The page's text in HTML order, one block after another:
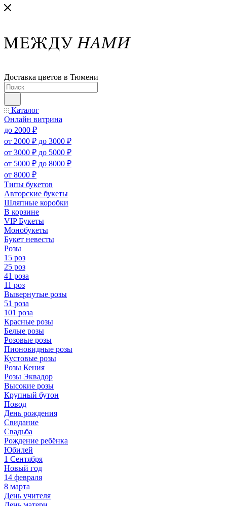
Доставка цветов в Тюмени
Каталог
Онлайн витрина
до 2000 ₽
от 2000 ₽ до 3000 ₽
от 3000 ₽ до 5000 ₽
от 5000 ₽ до 8000 ₽
от 8000 ₽
Типы букетов
Авторские букеты
Шляпные коробки
В корзине
VIP Букеты
Монобукеты
Букет невесты
Розы
15 роз
25 роз
41 роза
11 роз
Вывернутые розы
51 роза
101 роза
Красные розы
Белые розы
Розовые розы
Пионовидные розы
Кустовые розы
Розы Кения
Розы Эквадор
Высокие розы
Крупный бутон
Повод
День рождения
Свидание
Свадьба
Рождение ребёнка
Юбилей
1 Сентября
Новый год
14 февраля
8 марта
День учителя